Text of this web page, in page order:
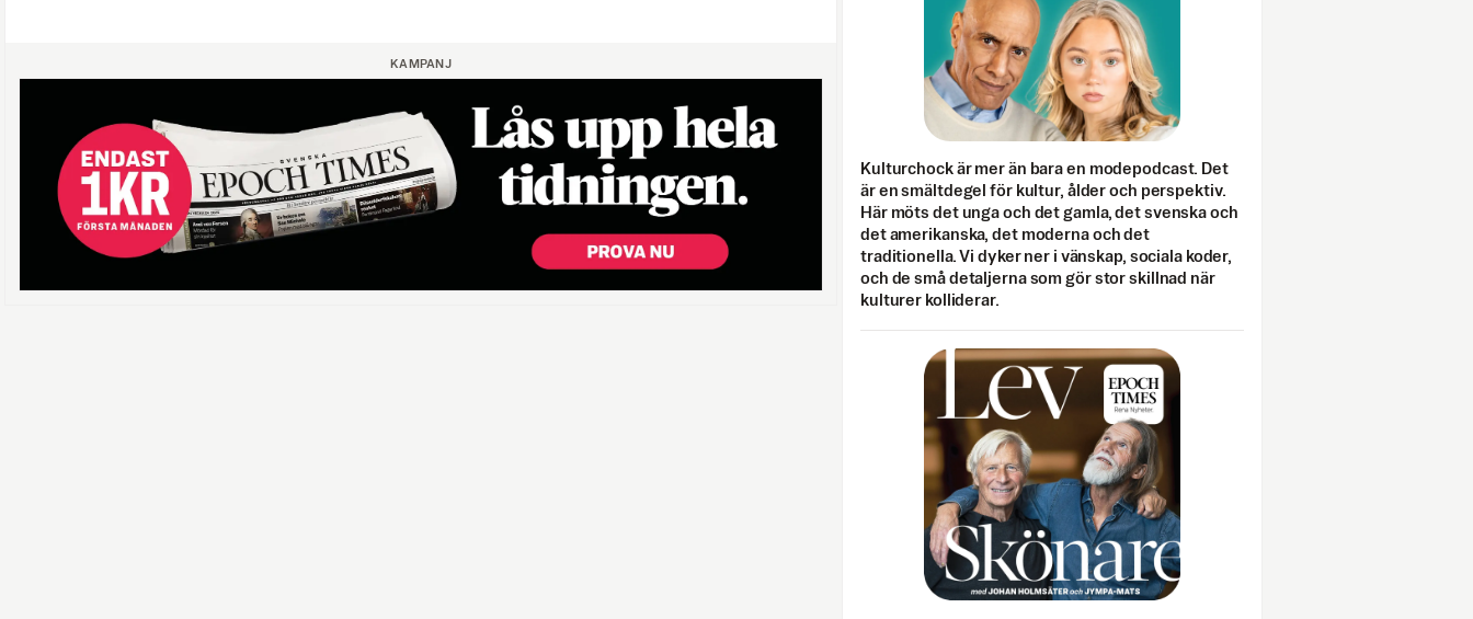
KAMPANJ
Kulturchock är mer än bara en modepodcast. Det
är en smältdegel för kultur, ålder och perspektiv.
Här möts det unga och det gamla, det svenska och
det amerikanska, det moderna och det
traditionella. Vi dyker ner i vänskap, sociala koder,
och de små detaljerna som gör stor skillnad när
kulturer kolliderar.